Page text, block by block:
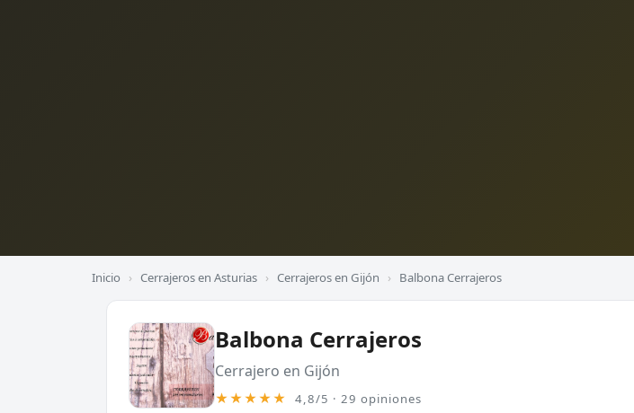
Inicio › Cerrajeros en Asturias › Cerrajeros en Gijón › Balbona Cerrajeros
Balbona Cerrajeros
Cerrajero en Gijón
★★★★★ 4,8/5 · 29 opiniones